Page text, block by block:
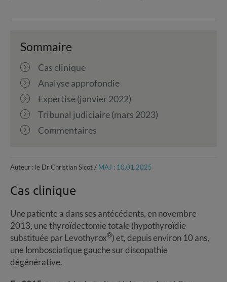
Sommaire
Cas clinique
Analyse approfondie
Expertise (janvier 2022)
Tribunal judiciaire (mars 2023)
Commentaires
Auteur : le Dr Christian Sicot / MAJ : 10.01.2025
Cas clinique
Une patiente a dans ses antécédents, en novembre
2013, une thyroïdectomie totale (hypothyroïdie
substituée par Levothyrox®) et, depuis environ 10 ans,
une lombosciatique gauche sur discopathie
dégénérative.